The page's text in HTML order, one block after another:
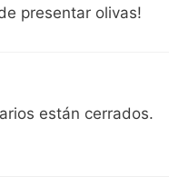
presentar olivas!
están cerrados.